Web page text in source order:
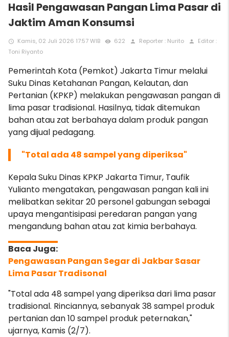
Hasil Pengawasan Pangan Lima Pasar di
Jaktim Aman Konsumsi
access_time Kamis, 02 Juli 2026 17:57 WIB remove_red_eye 622 person Reporter : Nurito person
Editor :
Toni Riyanto
Pemerintah Kota (Pemkot) Jakarta Timur melalui
Suku Dinas Ketahanan Pangan, Kelautan, dan
Pertanian (KPKP) melakukan pengawasan pangan di
lima pasar tradisional. Hasilnya, tidak ditemukan
bahan atau zat berbahaya dalam produk pangan
yang dijual pedagang.
"Total ada 48 sampel yang diperiksa"
Kepala Suku Dinas KPKP Jakarta Timur, Taufik
Yulianto mengatakan, pengawasan pangan kali ini
melibatkan sekitar 20 personel gabungan sebagai
upaya mengantisipasi peredaran pangan yang
mengandung bahan atau zat kimia berbahaya.
Pengawasan Pangan Segar di Jakbar Sasar
Lima Pasar Tradisonal
"Total ada 48 sampel yang diperiksa dari lima pasar
tradisional. Rinciannya, sebanyak 38 sampel produk
pertanian dan 10 sampel produk peternakan,"
ujarnya, Kamis (2/7).